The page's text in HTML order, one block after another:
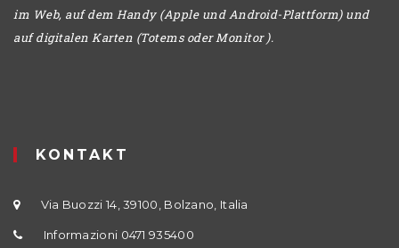
im Web, auf dem Handy (Apple und Android-Plattform) und
auf digitalen Karten (Totems oder Monitor ).
KONTAKT
Via Buozzi 14, 39100, Bolzano, Italia
Informazioni 0471 935400